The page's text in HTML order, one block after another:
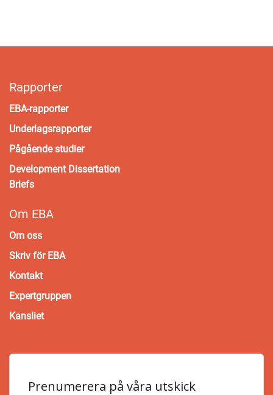
Rapporter
EBA-rapporter
Underlagsrapporter
Pågående studier
Development Dissertation
Briefs
Om EBA
Om oss
Skriv för EBA
Kontakt
Expertgruppen
Kansliet
Prenumerera på våra utskick